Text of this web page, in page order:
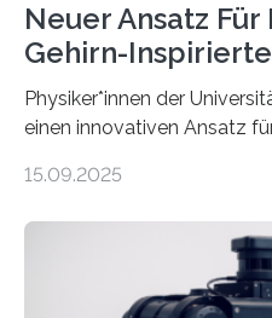
Neuer Ansatz
Gehirn-
Physiker*innen der
einen innovativen Ansatz
Lösungsweg ist inspiriert
stellt die heutige
Herausforderungen.
Prozessoren stoßen an ihre
15.09.2025